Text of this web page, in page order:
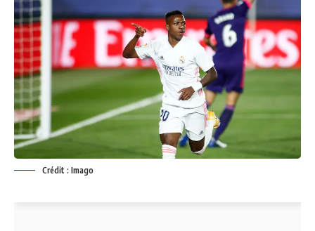
Crédit : Imago